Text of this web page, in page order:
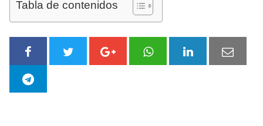
Tabla de contenidos